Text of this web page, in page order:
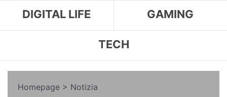
DIGITAL LIFE GAMING
TECH
Homepage > Notizia